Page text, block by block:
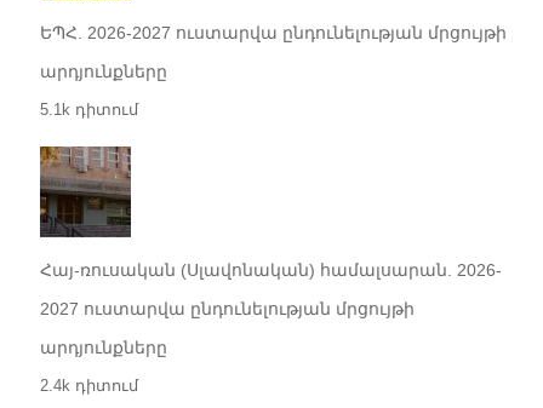
ԵՊՀ. 2026-2027 ուստարվա ընդունելության մրցույթի
արդյունքները
5.1k դիտում
Հայ-ռուսական (Սլավոնական) համալսարան. 2026-
2027 ուստարվա ընդունելության մրցույթի
արդյունքները
2.4k դիտում